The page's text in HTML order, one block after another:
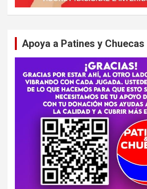
Apoya a Patines y Chuecas